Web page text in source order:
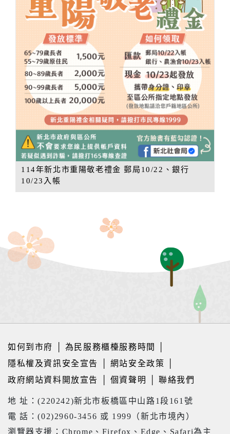
114年新北市重陽敬老禮金 郵局10/22、銀行
10/23入帳
如何到市府 為民服務櫃檯服務時間
隱私權及資訊安全宣告
網站安全政策
政府網站資料開放宣告
個資聲明 │聯絡我們
地 址：(220242)新北市板橋區中山路1段161號
電 話：(02)2960-3456 或 1999（新北市境內）
瀏覽器支援：Chrome、Firefox、Edge、Safari為主